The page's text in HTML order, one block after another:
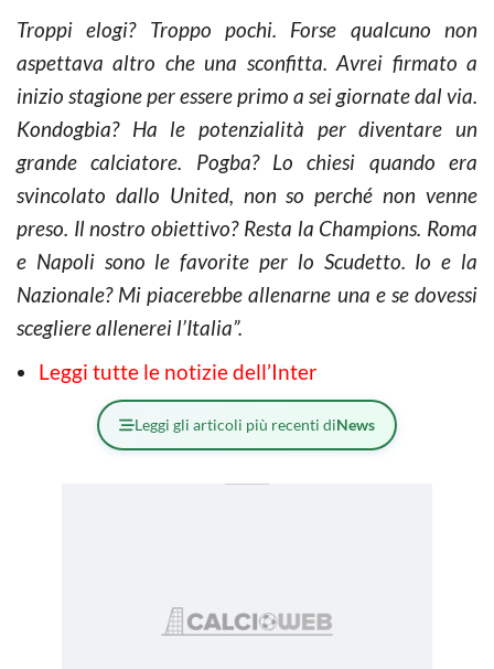
Troppi elogi? Troppo pochi. Forse qualcuno non
aspettava altro che una sconfitta. Avrei firmato a
inizio stagione per essere primo a sei giornate dal via.
Kondogbia? Ha le potenzialità per diventare un
grande calciatore. Pogba? Lo chiesi quando era
svincolato dallo United, non so perché non venne
preso. Il nostro obiettivo? Resta la Champions. Roma
e Napoli sono le favorite per lo Scudetto. Io e la
Nazionale? Mi piacerebbe allenarne una e se dovessi
scegliere allenerei l’Italia”.
Leggi tutte le notizie dell’Inter
Leggi gli articoli più recenti diNews